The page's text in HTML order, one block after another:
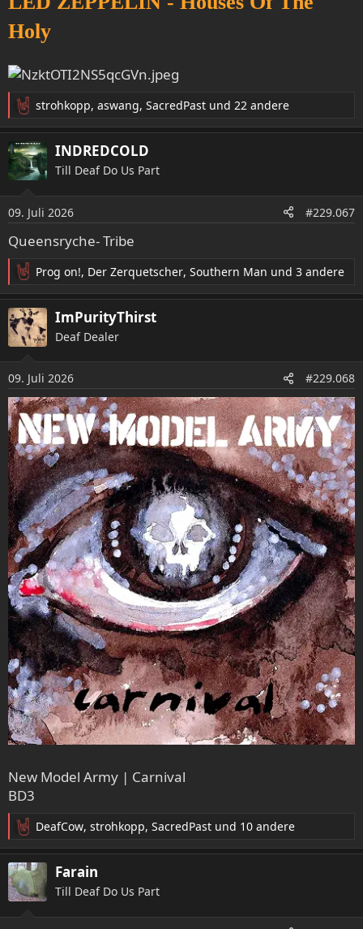
n
:
Holy
R
e
a
k
t
n
e
n
strohkopp, aswang, SacredPast und 22 andere
INDREDCOLD
Till Deaf Do Us Part
09. Juli 2026 #229.067
Queensryche- Tribe
R
e
a
k
t
n
e
n
:
Prog on!, Der Zerquetscher, Southern Man und 3 andere
ImPurityThirst
Deaf Dealer
09. Juli 2026 #229.068
New Model Army | Carnival
BD3
R
e
a
k
t
DeafCow, strohkopp, SacredPast und 10 andere
Farain
Till Deaf Do Us Part